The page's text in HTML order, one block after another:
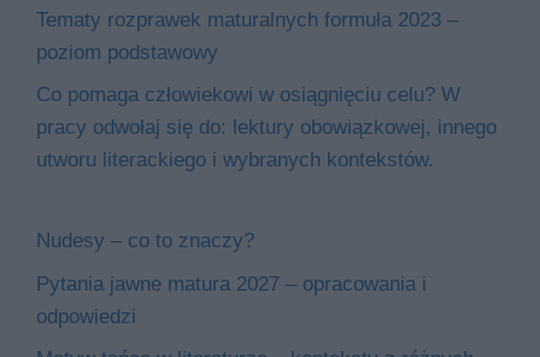
Tematy rozprawek maturalnych formuła 2023 –
poziom podstawowy
Co pomaga człowiekowi w osiągnięciu celu? W
pracy odwołaj się do: lektury obowiązkowej, innego
utworu literackiego i wybranych kontekstów.
Nudesy – co to znaczy?
Pytania jawne matura 2027 – opracowania i
odpowiedzi